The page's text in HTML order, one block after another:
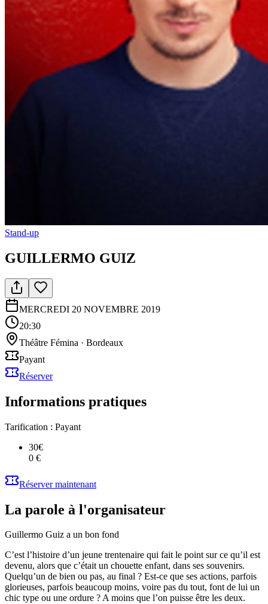
Stand-up
GUILLERMO GUIZ
MERCREDI 20 NOVEMBRE 2019
20:30
Théâtre Fémina · Bordeaux
Payant
Réserver
Informations pratiques
Tarification : Payant
30€
0 €
Réserver maintenant
La parole à l'organisateur
Guillermo Guiz a un bon fond
C’est l’histoire d’un jeune trentenaire qui fait le point sur ce qu’il est
devenu, alors que c’était un chouette enfant, dans ses souvenirs.
Quelqu’un de bien ou pas, au final ? Est-ce que ses actions, parfois
glorieuses, parfois beaucoup moins, voire pas du tout, font de lui un
chic type ou une ordure ? A moins que l’on puisse être les deux.